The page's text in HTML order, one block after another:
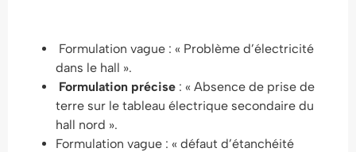
Formulation vague : « Problème d’électricité
dans le hall ».
Formulation précise : « Absence de prise de
terre sur le tableau électrique secondaire du
hall nord ».
Formulation vague : « défaut d’étanchéité